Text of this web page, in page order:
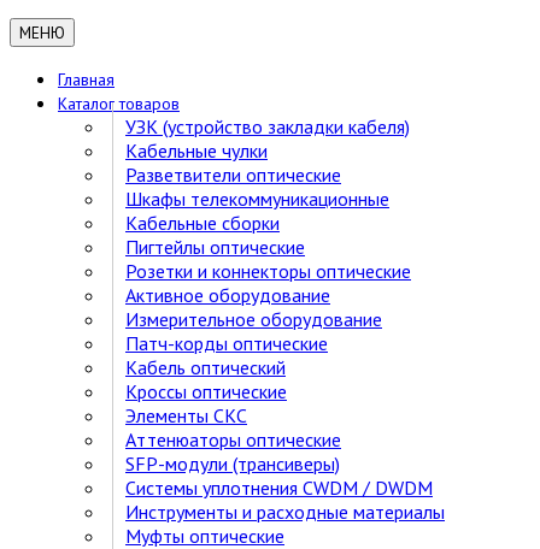
МЕНЮ
Главная
Каталог товаров
УЗК (устройство закладки кабеля)
Кабельные чулки
Разветвители оптические
Шкафы телекоммуникационные
Кабельные сборки
Пигтейлы оптические
Розетки и коннекторы оптические
Активное оборудование
Измерительное оборудование
Патч-корды оптические
Кабель оптический
Кроссы оптические
Элементы СКС
Аттенюаторы оптические
SFP-модули (трансиверы)
Cистемы уплотнения CWDM / DWDM
Инструменты и расходные материалы
Муфты оптические